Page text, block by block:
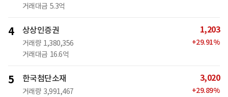
거래대금 5.3억
4 상상인증권
거래량 1,380,356
거래대금 16.6억
1,203
+29.91%
5 한국첨단소재
거래량 3,991,467
3,020
+29.89%